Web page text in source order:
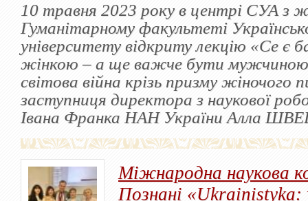
10 травня 2023 року в центрі СУА з
Гуманітарному факультеті
університету відкриту лекцію «Се є
жінкою – а ще важче бути
світова війна крізь призму жіночого
заступниця директора з наукової
Івана Франка НАН України Алла
Міжнародна наукова
Познані «Ukrainistyka: